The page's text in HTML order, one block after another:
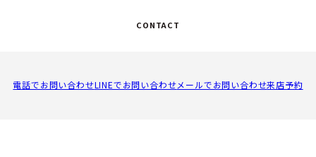
CONTACT
電話でお問い合わせLINEでお問い合わせメールでお問い合わせ来店予約